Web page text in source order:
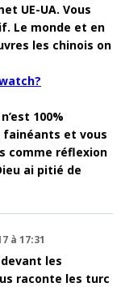
UE-UA. Vous
Le monde et en
les chinois on
100%
fainéants et vous
comme réflexion
ai pitié de
à 17:31
les
raconte les turc